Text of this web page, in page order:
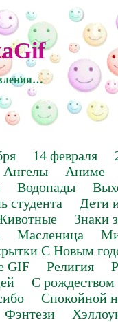
14 февраля
Ангелы
Аниме
Водопады
студента
Дети
Знаки
Масленица
С Новым
GIF Религия
С рождеством
Спокойной
Фэнтези